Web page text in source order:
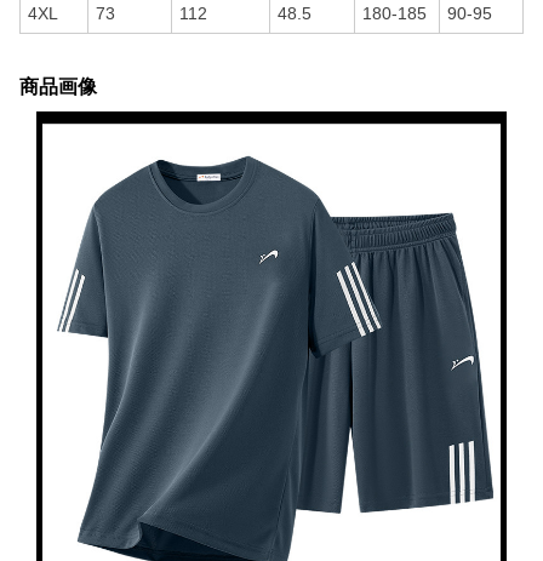
4XL 73 112 48.5 180-185 90-95
商品画像